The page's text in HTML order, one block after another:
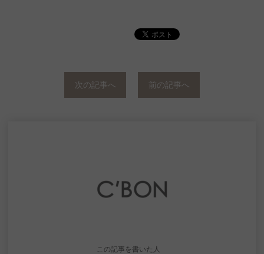
次の記事へ 前の記事へ
この記事を書いた人